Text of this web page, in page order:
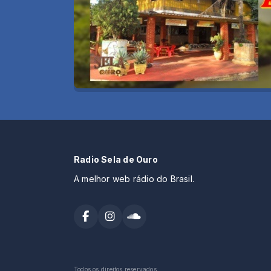
Radio Sela de Ouro
A melhor web rádio do Brasil.
Todos os direitos reservados.